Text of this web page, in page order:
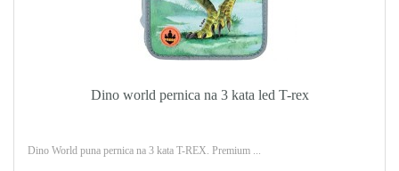
Dino world pernica na 3 kata led T-rex
Dino World puna pernica na 3 kata T-REX. Premium ...